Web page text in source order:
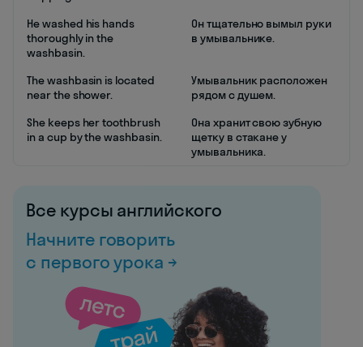
He washed his hands
thoroughly in the
washbasin.
Он тщательно вымыл руки
в умывальнике.
The washbasin is located
near the shower.
Умывальник расположен
рядом с душем.
She keeps her toothbrush
in a cup by the washbasin.
Она хранит свою зубную
щетку в стакане у
умывальника.
Все курсы английского
Начните говорить
с первого урока →